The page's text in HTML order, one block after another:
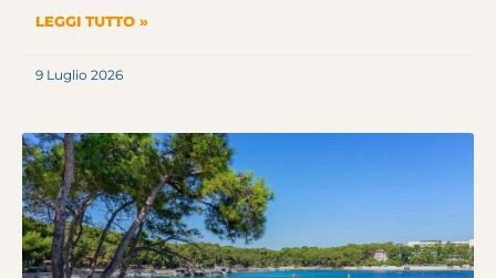
LEGGI TUTTO »
9 Luglio 2026